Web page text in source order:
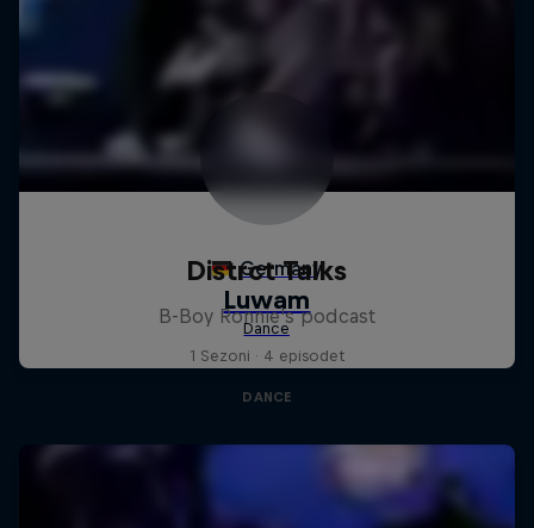
Distrct Talks
B-Boy Ronnie's podcast
1 Sezoni · 4 episodet
DANCE